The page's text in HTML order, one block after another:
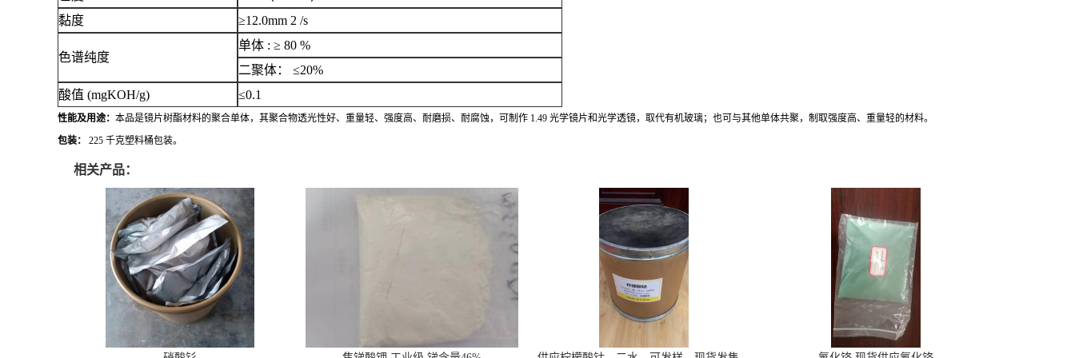
黏度
≥12.0mm 2 /s
色谱纯度
单体 : ≥ 80 %
二聚体：
≤20%
酸值 (mgKOH/g) ≤0.1
性能及用途： 本品是镜片树酯材料的聚合单体，其聚合物透光性好、重量轻、强度高、耐磨损、耐腐蚀，可制作 1.49 光学镜片和光学透镜，取代有机玻璃；也可与其他单体共聚，制取强度高、重量轻的材料。
包装：
225 千克塑料桶包装。
相关产品：